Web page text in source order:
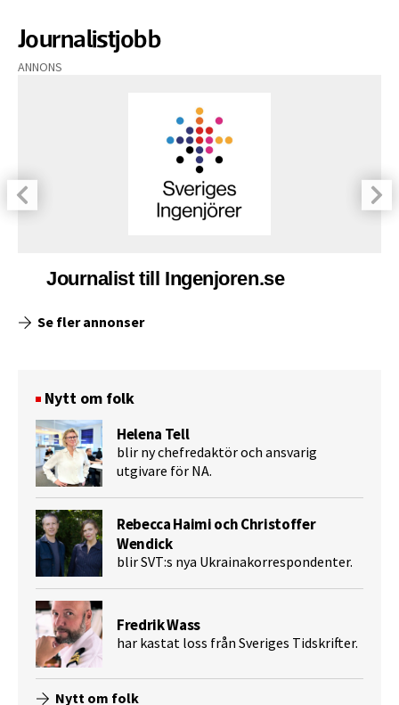
Journalistjobb
ANNONS
Journalist till Ingenjoren.se
Se fler annonser
Nytt om folk
Helena Tell
blir ny chefredaktör och ansvarig
utgivare för NA.
Rebecca Haimi och Christoffer
Wendick
blir SVT:s nya Ukrainakorrespondenter.
Fredrik Wass
har kastat loss från Sveriges Tidskrifter.
Nytt om folk